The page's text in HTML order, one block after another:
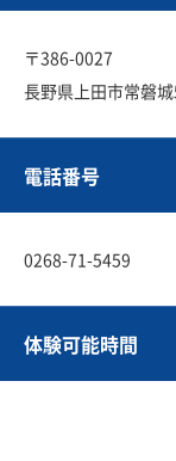
〒386-0027
長野県上田市常磐
電話番号
0268-71-5459
体験可能時間